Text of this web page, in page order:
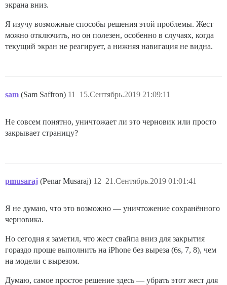
экрана вниз.
Я изучу возможные способы решения этой проблемы. Жест
можно отключить, но он полезен, особенно в случаях, когда
текущий экран не реагирует, а нижняя навигация не видна.
sam (Sam Saffron) 15.Сентябрь.2019 21:09:11
11
Не совсем понятно, уничтожает ли это черновик или просто
закрывает страницу?
pmusaraj (Penar Musaraj) 21.Сентябрь.2019 01:01:41
12
Я не думаю, что это возможно — уничтожение сохранённого
черновика.
Но сегодня я заметил, что жест свайпа вниз для закрытия
гораздо проще выполнить на iPhone без выреза (6s, 7, 8), чем
на модели с вырезом.
Думаю, самое простое решение здесь — убрать этот жест для